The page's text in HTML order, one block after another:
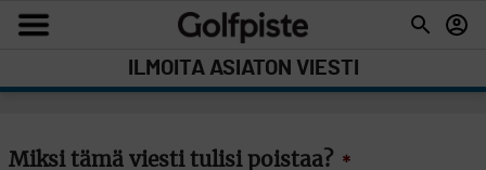
ILMOITA ASIATON VIESTI
Miksi tämä viesti tulisi poistaa? *